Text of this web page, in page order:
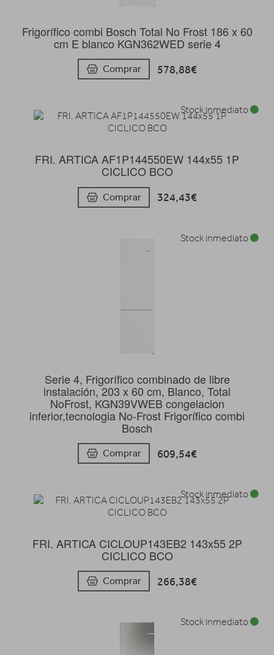
Frigorífico combi Bosch Total No Frost 186 x 60
cm E blanco KGN362WED serie 4
Comprar 578,88€
FRI. ARTICA AF1P144550EW 144x55 1P
CICLICO BCO
Comprar 324,43€
Stock inmediato
Serie 4, Frigorífico combinado de libre
instalación, 203 x 60 cm, Blanco, Total
NoFrost, KGN39VWEB congelacion
inferior,tecnologia No-Frost Frigorífico combi
Bosch
Comprar 609,54€
Stock inmediato
FRI. ARTICA CICLOUP143EB2 143x55 2P
CICLICO BCO
Comprar 266,38€
Stock inmediato
Stock inmediato